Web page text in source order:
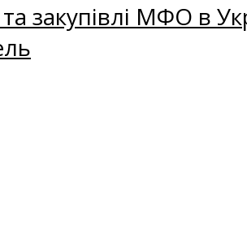
закупівлі МФО в